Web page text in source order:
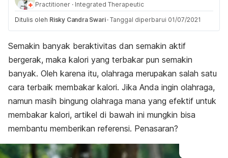
Practitioner · Integrated Therapeutic
Ditulis oleh Risky Candra Swari · Tanggal diperbarui 01/07/2021
Semakin banyak beraktivitas dan semakin aktif
bergerak, maka kalori yang terbakar pun semakin
banyak. Oleh karena itu, olahraga merupakan salah satu
cara terbaik membakar kalori. Jika Anda ingin olahraga,
namun masih bingung olahraga mana yang efektif untuk
membakar kalori, artikel di bawah ini mungkin bisa
membantu memberikan referensi. Penasaran?